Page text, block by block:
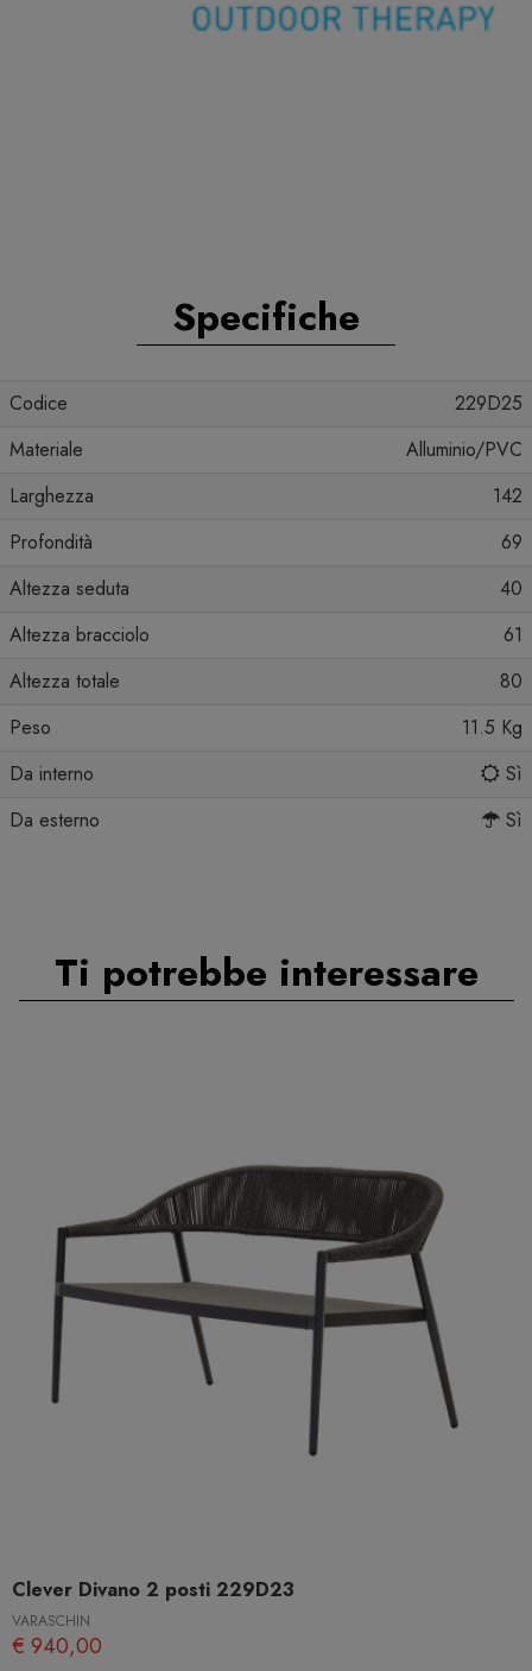
Specifiche
Codice
229D25
Materiale
Alluminio/PVC
Larghezza
142
Profondità
69
Altezza seduta
40
Altezza bracciolo
61
Altezza totale
80
Peso
11.5 Kg
Da interno
Sì
Da esterno
Sì
Ti potrebbe interessare
Clever Divano 2 posti 229D23
VARASCHIN
€ 940,00